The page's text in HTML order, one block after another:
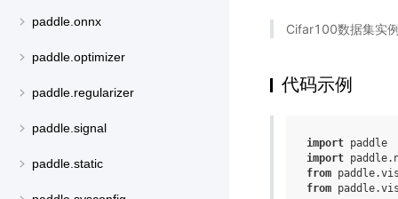
paddle.onnx
paddle.optimizer
paddle.regularizer
paddle.signal
paddle.static
Cifar100数据集实
代码示例
import
paddle
import
from
from